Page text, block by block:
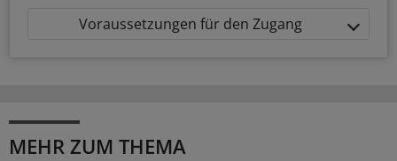
Voraussetzungen für den Zugang
MEHR ZUM THEMA